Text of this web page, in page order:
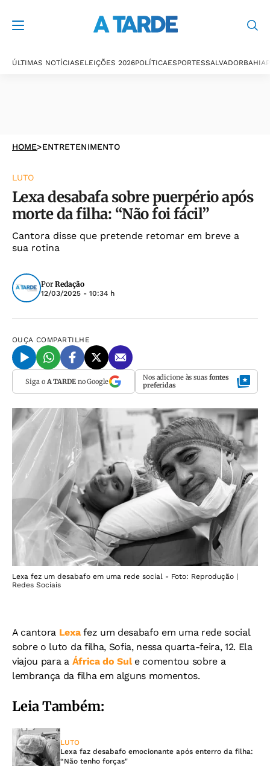
ÚLTIMAS NOTÍCIASELEIÇÕES 2026POLÍTICAESPORTESSALVADORBAHIA
HOME>ENTRETENIMENTO
LUTO
Lexa desabafa sobre puerpério após
morte da filha: “Não foi fácil”
Cantora disse que pretende retomar em breve a
sua rotina
Por Redação
12/03/2025 - 10:34 h
OUÇA COMPARTILHE
Siga o A TARDEno Google Nos adicione às suas fontes
preferidas
Lexa fez um desabafo em uma rede social - Foto: Reprodução |
Redes Sociais
A cantora Lexafez um desabafo em uma rede social
sobre o luto da filha, Sofia, nessa quarta-feira, 12. Ela
viajou para a África do Sule comentou sobre a
lembrança da filha em alguns momentos.
Leia Também:
LUTO
Lexa faz desabafo emocionante após enterro da filha:
“Não tenho forças"